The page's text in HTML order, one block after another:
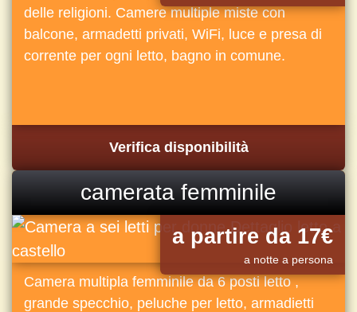
delle religioni. Camere multiple miste con
balcone, armadetti privati, WiFi, luce e presa di
corrente per ogni letto, bagno in comune.
Verifica disponibilità
camerata femminile
a partire da 17€
a notte a persona
Camera multipla femminile da 6 posti letto ,
grande specchio, peluche per letto, armadietti